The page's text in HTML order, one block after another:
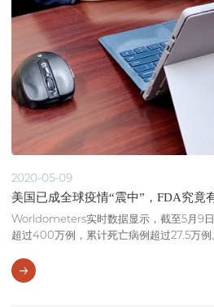
2020-05-09
美国已成全球疫情“震中”，FDA究竟
Worldometers实时数据显示，截至5月9
超过400万例，累计死亡病例超过27.5万例
新冠疫情的大震荡中，美国成为了名副其实的“震中”。 面
疫局势，作为保护美国公众免于生物、化